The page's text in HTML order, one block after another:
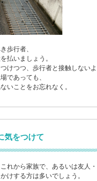
歩行者、
払いましょう。
けつつ、歩行者と接触しない
であっても、
いことをお忘れなく。
気をつけて
れから家族で、あるいは友人
けする方は多いでしょう。